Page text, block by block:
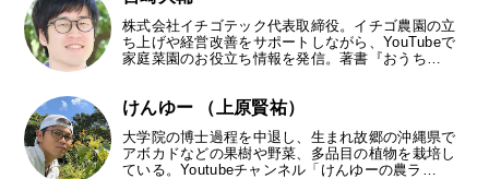
株式会社イチゴテック代表取締役。イチゴ農園の立
ち上げや経営改善をサポートしながら、YouTubeで
家庭菜園のお役立ち情報を発信。著書『おうち…
けんゆー （上原賢祐）
大学院の博士過程を中退し、生まれ故郷の沖縄県で
アボカドなどの果樹や野菜、多品目の植物を栽培し
ている。Youtubeチャンネル「けんゆーの農ラ…